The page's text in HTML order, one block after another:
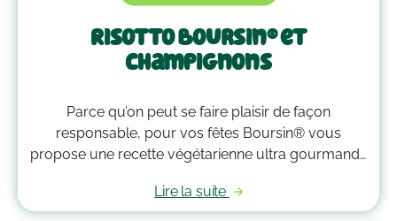
Risotto Boursin® et
champignons
Parce qu’on peut se faire plaisir de façon
responsable, pour vos fêtes Boursin® vous
propose une recette végétarienne ultra gourmande
savoureuse 4 fois moins émettrice en carbone qu’un
Lire la suite